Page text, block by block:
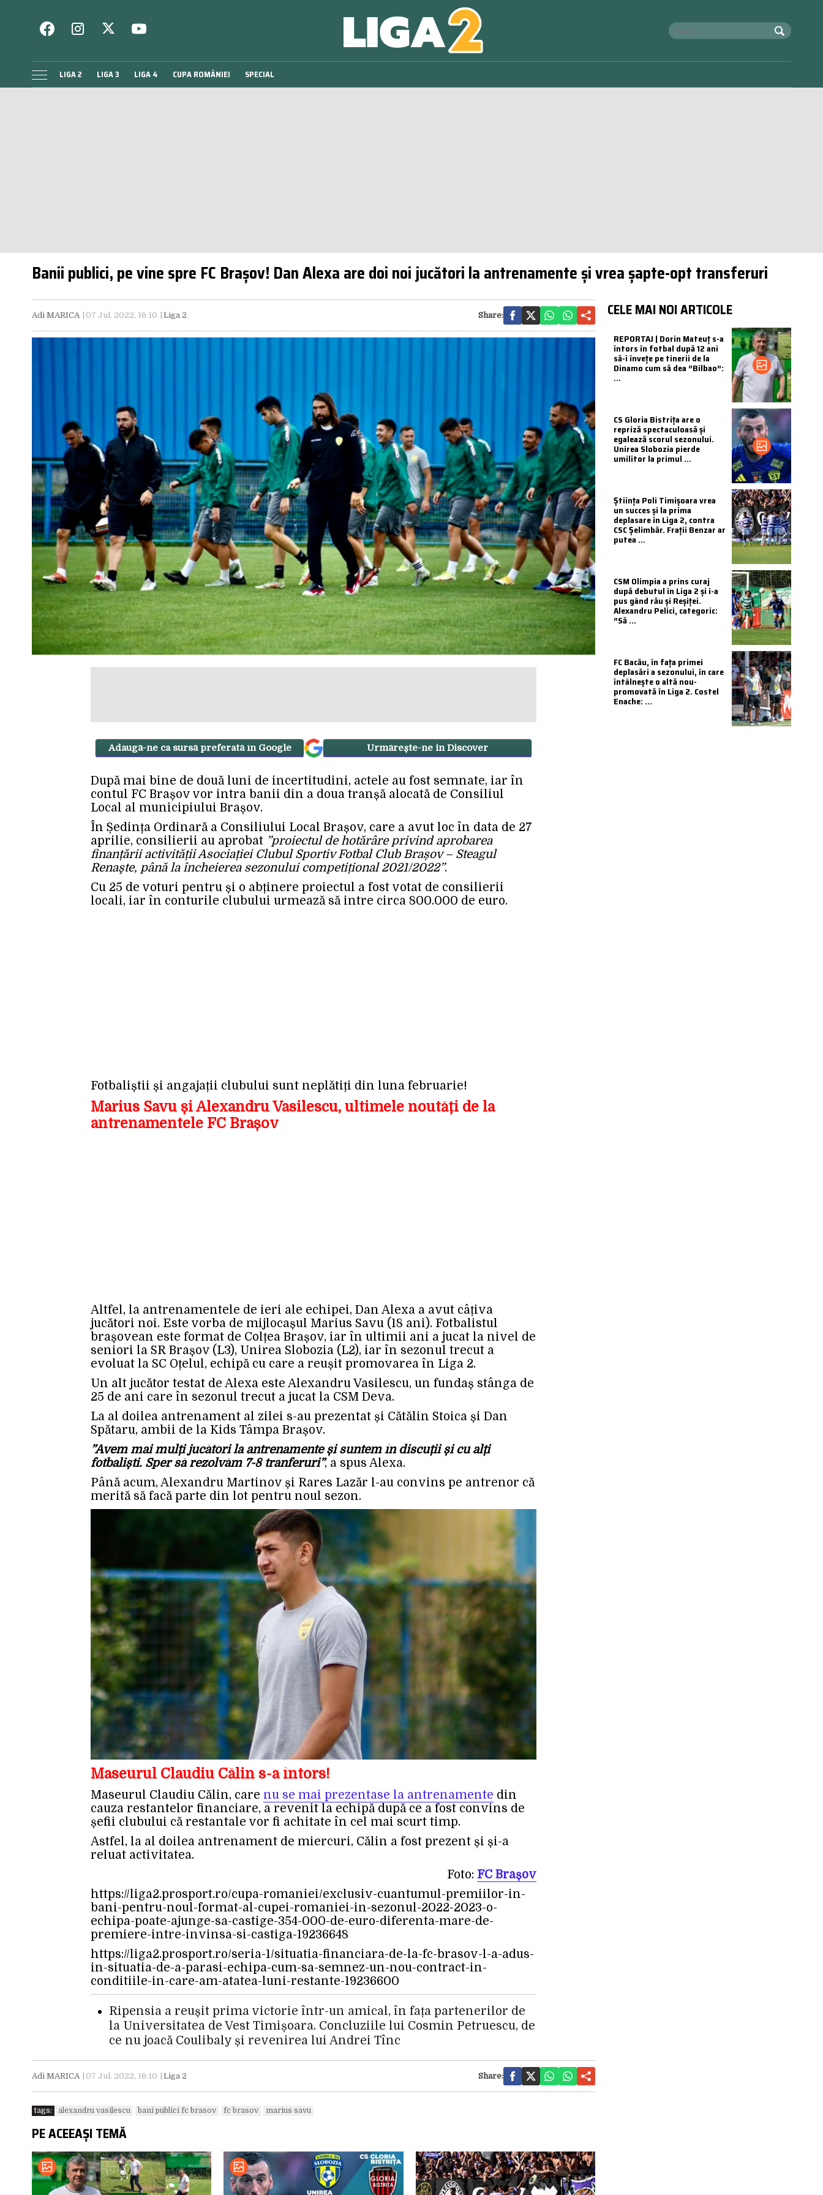
LIGA 2 LIGA 3 LIGA 4 CUPA ROMÂNIEI SPECIAL
Banii publici, pe vine spre FC Brașov! Dan Alexa are doi noi jucători la antrenamente și vrea șapte-opt transferuri
Adi MARICA 07 Jul. 2022, 16:10 Liga 2 Share:
Adaugă-ne ca sursă preferată în Google Urmărește-ne in Discover
După mai bine de două luni de incertitudini, actele au fost semnate, iar în
contul FC Brașov vor intra banii din a doua tranșă alocată de Consiliul
Local al municipiului Brașov.
În Ședința Ordinară a Consiliului Local Brașov, care a avut loc în data de 27
aprilie, consilierii au aprobat ”proiectul de hotărâre privind aprobarea
finanțării activității Asociației Clubul Sportiv Fotbal Club Brașov – Steagul
Renaşte, până la încheierea sezonului competițional 2021/2022”.
Cu 25 de voturi pentru și o abținere proiectul a fost votat de consilierii
locali, iar în conturile clubului urmează să intre circa 800.000 de euro.
Fotbaliștii și angajații clubului sunt neplătiți din luna februarie!
Marius Savu și Alexandru Vasilescu, ultimele noutăți de la
antrenamentele FC Brașov
Altfel, la antrenamentele de ieri ale echipei, Dan Alexa a avut câțiva
jucători noi. Este vorba de mijlocașul Marius Savu (18 ani). Fotbalistul
brașovean este format de Colțea Brașov, iar în ultimii ani a jucat la nivel de
seniori la SR Brașov (L3), Unirea Slobozia (L2), iar în sezonul trecut a
evoluat la SC Oțelul, echipă cu care a reușit promovarea în Liga 2.
Un alt jucător testat de Alexa este Alexandru Vasilescu, un fundaș stânga de
25 de ani care în sezonul trecut a jucat la CSM Deva.
La al doilea antrenament al zilei s-au prezentat și Cătălin Stoica și Dan
Spătaru, ambii de la Kids Tâmpa Brașov.
”Avem mai mulți jucători la antrenamente și suntem în discuții și cu alți
fotbaliști. Sper să rezolvăm 7-8 tranferuri”, a spus Alexa.
Până acum, Alexandru Martinov și Rares Lazăr l-au convins pe antrenor că
merită să facă parte din lot pentru noul sezon.
Maseurul Claudiu Călin s-a întors!
Maseurul Claudiu Călin, care nu se mai prezentase la antrenamente din
cauza restantelor financiare, a revenit la echipă după ce a fost convins de
șefii clubului că restantale vor fi achitate în cel mai scurt timp.
Astfel, la al doilea antrenament de miercuri, Călin a fost prezent și și-a
reluat activitatea.
Foto: FC Brașov
https://liga2.prosport.ro/cupa-romaniei/exclusiv-cuantumul-premiilor-in-
bani-pentru-noul-format-al-cupei-romaniei-in-sezonul-2022-2023-o-
echipa-poate-ajunge-sa-castige-354-000-de-euro-diferenta-mare-de-
premiere-intre-invinsa-si-castiga-19236648
https://liga2.prosport.ro/seria-1/situatia-financiara-de-la-fc-brasov-l-a-adus-
in-situatia-de-a-parasi-echipa-cum-sa-semnez-un-nou-contract-in-
conditiile-in-care-am-atatea-luni-restante-19236600
Ripensia a reușit prima victorie într-un amical, în fața partenerilor de
la Universitatea de Vest Timișoara. Concluziile lui Cosmin Petruescu, de
ce nu joacă Coulibaly și revenirea lui Andrei Tînc
Adi MARICA 07 Jul. 2022, 16:10 Liga 2 Share:
tags: alexandru vasilescu bani publici fc brasov fc brasov marius savu
PE ACEEAȘI TEMĂ
CELE MAI NOI ARTICOLE
REPORTAJ | Dorin Mateuț s-a
întors în fotbal după 12 ani
să-i învețe pe tinerii de la
Dinamo cum să dea ”Bilbao”:
...
CS Gloria Bistrița are o
repriză spectaculoasă și
egalează scorul sezonului.
Unirea Slobozia pierde
umilitor la primul ...
Știința Poli Timișoara vrea
un succes și la prima
deplasare în Liga 2, contra
CSC Șelimbăr. Frații Benzar ar
putea ...
CSM Olimpia a prins curaj
după debutul în Liga 2 și i-a
pus gând rău și Reșiței.
Alexandru Pelici, categoric:
”Să ...
FC Bacău, în fața primei
deplasări a sezonului, în care
întâlnește o altă nou-
promovată în Liga 2. Costel
Enache: ...